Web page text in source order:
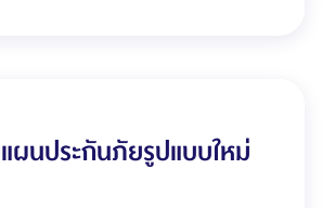
ผนประกันภัยรูปแบบใหม่